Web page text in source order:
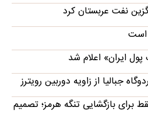
نفت عربستان کرد
است
ایران» اعلام شد
جبالیا از زاویه دوربین رویترز
برای بازگشایی تنگه هرمز؛ تصمیم